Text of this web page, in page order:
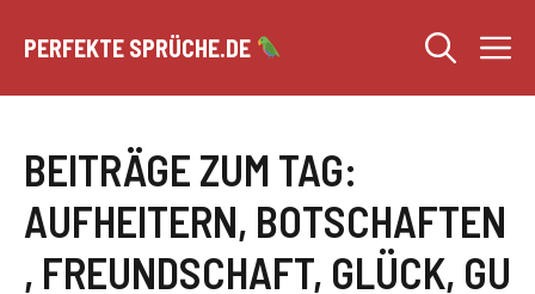
Inhalt
PERFEKTE SPRÜCHE.DE
BEITRÄGE ZUM TAG:
AUFHEITERN, BOTSCHAFTEN
, FREUNDSCHAFT, GLÜCK, GU